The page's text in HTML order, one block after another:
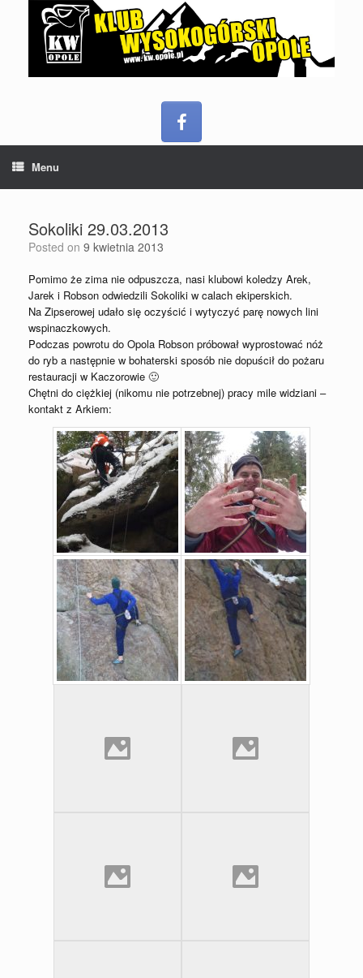
Menu
Sokoliki 29.03.2013
Posted on 9 kwietnia 2013
Pomimo że zima nie odpuszcza, nasi klubowi koledzy Arek,
Jarek i Robson odwiedzili Sokoliki w calach ekiperskich.
Na Zipserowej udało się oczyścić i wytyczyć parę nowych lini
wspinaczkowych.
Podczas powrotu do Opola Robson próbował wyprostować nóż
do ryb a następnie w bohaterski sposób nie dopuścił do pożaru
restauracji w Kaczorowie 🙂
Chętni do ciężkiej (nikomu nie potrzebnej) pracy mile widziani –
kontakt z Arkiem: